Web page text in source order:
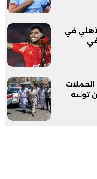
في
الحملات
توليه